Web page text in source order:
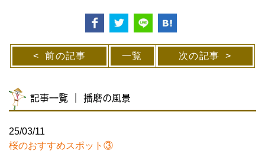
前の記事 一覧 次の記事
記事一覧 ｜ 播磨の風景
25/03/11
桜のおすすめスポット③